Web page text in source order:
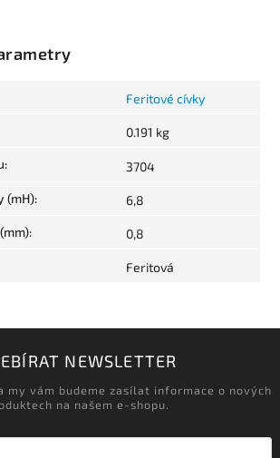
Feritové cívky
0.191 kg
: 3704
(mH): 6,8
: 0,8
Feritová
NEWSLETTER
my vám budeme zasílat informace o nových
na našem e-shopu.